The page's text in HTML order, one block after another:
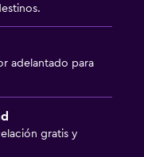
adelantado para
gratis y